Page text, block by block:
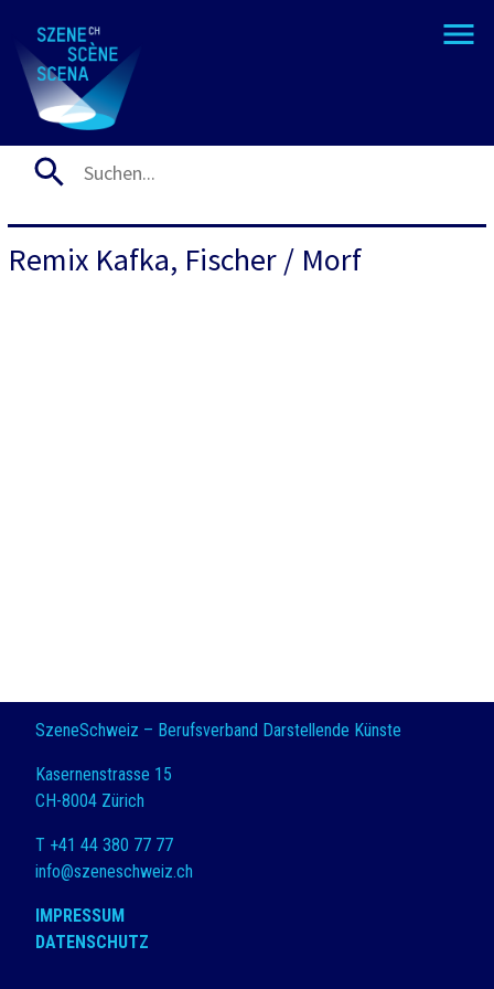
Remix Kafka, Fischer / Morf
SzeneSchweiz – Berufsverband Darstellende Künste
Kasernenstrasse 15
CH-8004 Zürich
T +41 44 380 77 77
info@szeneschweiz.ch
IMPRESSUM
DATENSCHUTZ